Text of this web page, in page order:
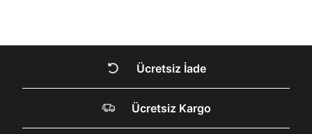
ARMOUR SİTESİNDE
MİSİNİZ?
Hangi bölgede alışveriş yapmak istersin?
Ücretsiz İade
Ücretsiz Kargo
Üye Ol